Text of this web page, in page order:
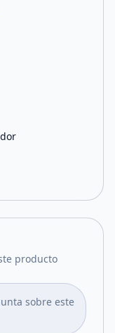
producto
sobre este